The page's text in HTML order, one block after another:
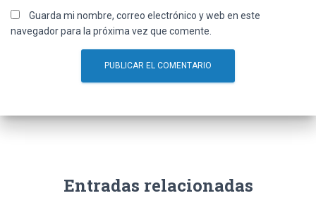
Guarda mi nombre, correo electrónico y web en este
navegador para la próxima vez que comente.
Entradas relacionadas